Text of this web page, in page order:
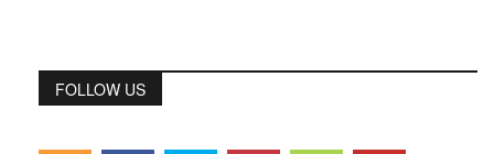
FOLLOW US